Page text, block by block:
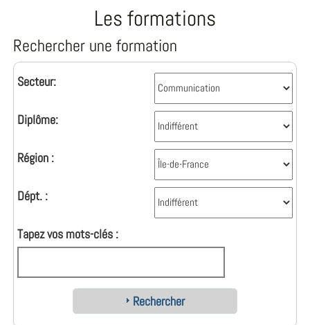
Les formations
Rechercher une formation
Secteur:
Diplôme:
Région :
Dépt. :
Tapez vos mots-clés :
Rechercher